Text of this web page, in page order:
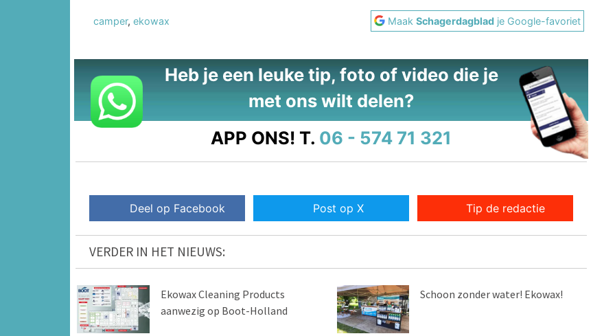
camper, ekowax MaakSchagerdagblad je Google-favoriet
Heb je een leuke tip, foto of video die je
met ons wilt delen?
APP ONS! T. 06 - 574 71 321
Deel op Facebook Post op X Tip de redactie
VERDER IN HET NIEUWS:
Ekowax Cleaning Products
aanwezig op Boot-Holland
Schoon zonder water! Ekowax!